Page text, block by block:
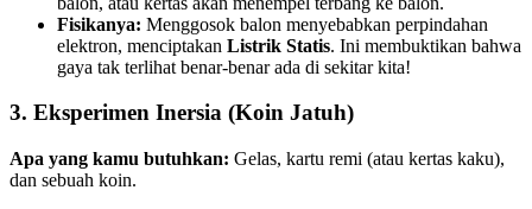
Fisikanya: Menggosok balon menyebabkan perpindahan
elektron, menciptakan Listrik Statis. Ini membuktikan bahwa
gaya tak terlihat benar-benar ada di sekitar kita!
3. Eksperimen Inersia (Koin Jatuh)
Apa yang kamu butuhkan: Gelas, kartu remi (atau kertas kaku),
dan sebuah koin.